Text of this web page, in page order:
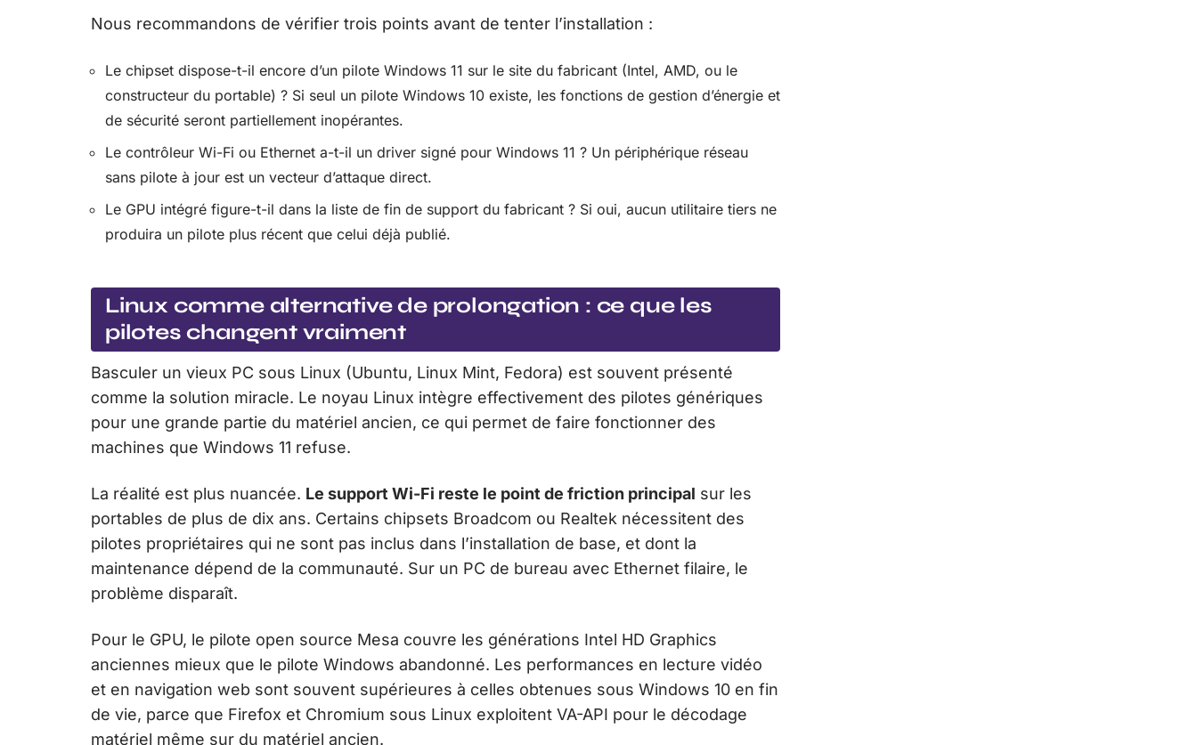
Nous recommandons de vérifier trois points avant de tenter l’installation :
Le chipset dispose-t-il encore d’un pilote Windows 11 sur le site du fabricant (Intel, AMD, ou le
constructeur du portable) ? Si seul un pilote Windows 10 existe, les fonctions de gestion d’énergie et
de sécurité seront partiellement inopérantes.
Le contrôleur Wi-Fi ou Ethernet a-t-il un driver signé pour Windows 11 ? Un périphérique réseau
sans pilote à jour est un vecteur d’attaque direct.
Le GPU intégré figure-t-il dans la liste de fin de support du fabricant ? Si oui, aucun utilitaire tiers ne
produira un pilote plus récent que celui déjà publié.
Linux comme alternative de prolongation : ce que les
pilotes changent vraiment
Basculer un vieux PC sous Linux (Ubuntu, Linux Mint, Fedora) est souvent présenté
comme la solution miracle. Le noyau Linux intègre effectivement des pilotes génériques
pour une grande partie du matériel ancien, ce qui permet de faire fonctionner des
machines que Windows 11 refuse.
La réalité est plus nuancée. Le support Wi-Fi reste le point de friction principal sur les
portables de plus de dix ans. Certains chipsets Broadcom ou Realtek nécessitent des
pilotes propriétaires qui ne sont pas inclus dans l’installation de base, et dont la
maintenance dépend de la communauté. Sur un PC de bureau avec Ethernet filaire, le
problème disparaît.
Pour le GPU, le pilote open source Mesa couvre les générations Intel HD Graphics
anciennes mieux que le pilote Windows abandonné. Les performances en lecture vidéo
et en navigation web sont souvent supérieures à celles obtenues sous Windows 10 en fin
de vie, parce que Firefox et Chromium sous Linux exploitent VA-API pour le décodage
matériel même sur du matériel ancien.